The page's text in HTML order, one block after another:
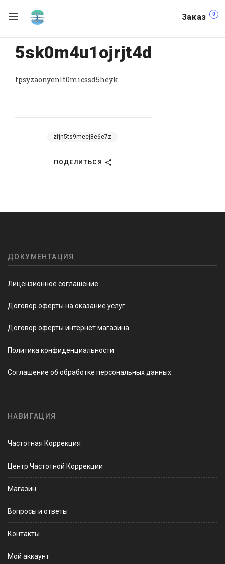
Заказ 0
5sk0m4u1ojrjt4d
tpsyzaonyenlt0micssd5heyk
zfjn5ts9meej8e6e7z
ПОДЕЛИТЬСЯ
ДОКУМЕНТАЦИЯ
Лицензионное соглашение
Договор оферты на оказание услуг
Договор оферты интернет магазина
Политика конфиденциальности
Соглашение об обработке персональных данных
НАВИГАЦИЯ
Частотная Коррекция
Центр Частотной Коррекции
Магазин
Вопросы и ответы
Контакты
Мой аккаунт